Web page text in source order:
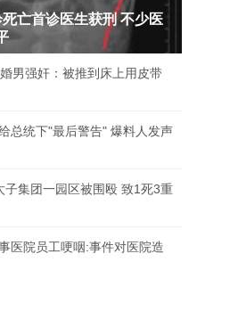
亡首诊医生获刑 不少医
男强奸：被推到床上用皮带
总统下"最后警告" 爆料人发声
子集团一园区被围殴 致1死3重
医院员工哽咽:事件对医院造